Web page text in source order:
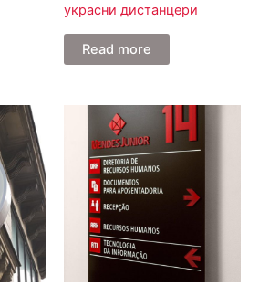
украсни дистанцери
Read more